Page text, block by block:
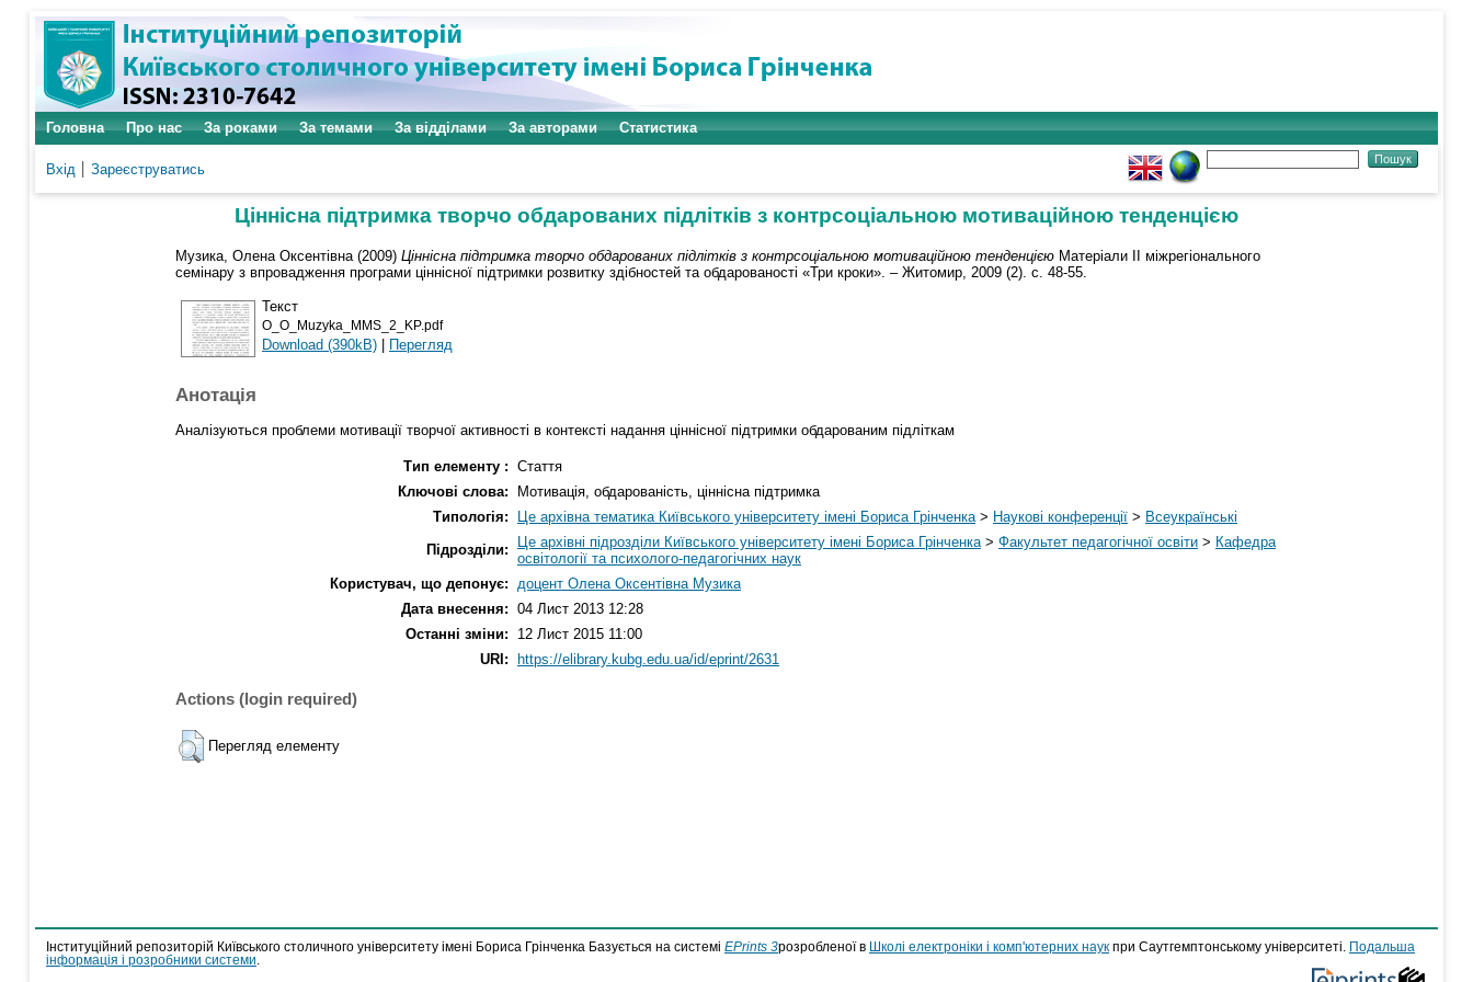
Головна Про нас За роками За темами За відділами За авторами Статистика
Вхід Зареєструватись
Ціннісна підтримка творчо обдарованих підлітків з контрсоціальною мотиваційною тенденцією
Музика, Олена Оксентівна (2009) Ціннісна підтримка творчо обдарованих підлітків з контрсоціальною мотиваційною тенденцією Матеріали ІІ міжрегіонального
семінару з впровадження програми ціннісної підтримки розвитку здібностей та обдарованості «Три кроки». – Житомир, 2009 (2). с. 48-55.
Текст
O_O_Muzyka_MMS_2_KP.pdf
Download (390kB) | Перегляд
Анотація
Аналізуються проблеми мотивації творчої активності в контексті надання ціннісної підтримки обдарованим підліткам
Тип елементу : Стаття
Ключові слова:
Мотивація, обдарованість, ціннісна підтримка
Типологія:
Це архівна тематика Київського університету імені Бориса Грінченка > Наукові конференції > Всеукраїнські
Підрозділи:
Це архівні підрозділи Київського університету імені Бориса Грінченка > Факультет педагогічної освіти > Кафедра
освітології та психолого-педагогічних наук
Користувач, що депонує:
доцент Олена Оксентівна Музика
Дата внесення: 04 Лист 2013 12:28
Останні зміни:
12 Лист 2015 11:00
URI:
https://elibrary.kubg.edu.ua/id/eprint/2631
Actions (login required)
Перегляд елементу
Інституційний репозиторій Київського столичного університету імені Бориса Грінченка Базується на системі EPrints 3розробленої в Школі електроніки і комп'ютерних наук при Саутгемптонському університеті.
Подальша
інформація і розробники системи